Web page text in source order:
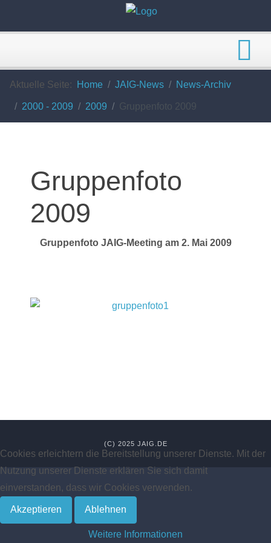
Aktuelle Seite: Home JAIG-News News-Archiv
2000 - 2009 2009 Gruppenfoto 2009
Gruppenfoto
2009
Gruppenfoto JAIG-Meeting am 2. Mai 2009
(C) 2025 JAIG.DE
Cookies erleichtern die Bereitstellung unserer Dienste. Mit der
Nutzung unserer Dienste erklären Sie sich damit
einverstanden, dass wir Cookies verwenden.
Akzeptieren Ablehnen
Weitere Informationen